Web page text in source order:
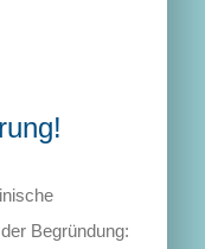
Begründung: